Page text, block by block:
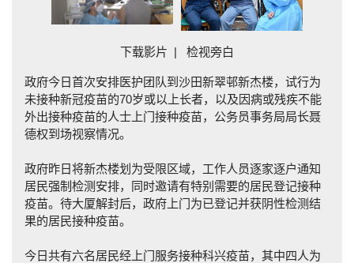
下载影片 | 检视旁白
政府今日首次安排医护团队到沙田新翠邨新杰楼，试行为
未接种新冠疫苗的70岁或以上长者，以及因病或残疾不能
外出接种疫苗的人士上门接种疫苗，公务员事务局局长聂
德权到场视察情况。
政府昨日将新杰楼划为受限区域，工作人员逐家逐户通知
居民强制检测安排，同时邀请有特别需要的居民登记接种
疫苗。待大厦解封后，政府上门为已登记并获阴性检测结
果的居民接种疫苗。
今日共有六名居民经上门服务接种科兴疫苗，其中四人为